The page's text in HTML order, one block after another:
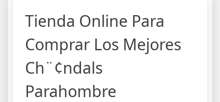
Tienda Online Para
Comprar Los Mejores
Ch¨¢ndals
Parahombre